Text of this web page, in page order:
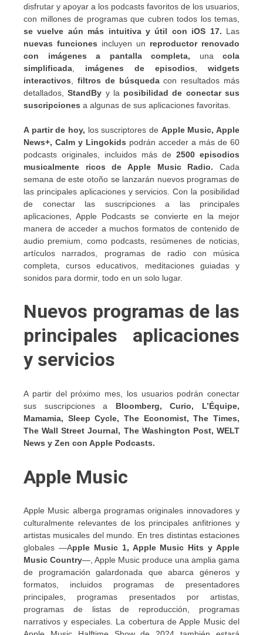
disfrutar y apoyar a los podcasts favoritos de los usuarios,
con millones de programas que cubren todos los temas,
se vuelve aún más intuitiva y útil con iOS 17. Las
nuevas funciones incluyen un reproductor renovado
con imágenes a pantalla completa, una cola
simplificada
imágenes de episodios
widgets
interactivos
filtros de búsquedacon resultados más
detallados,StandBy y la posibilidad de conectar sus
suscripciones a algunas de sus aplicaciones favoritas.
A partir de hoy, los suscriptores de Apple Music, Apple
News+, Calm y Lingokids podrán acceder a más de 60
podcasts originales, incluidos más de 2500 episodios
musicalmente ricos de Apple Music Radio. Cada
semana de este otoño se lanzarán nuevos programas de
las principales aplicaciones y servicios. Con la posibilidad
de conectar las suscripciones a las principales
aplicaciones, Apple Podcasts se convierte en la mejor
manera de acceder a muchos formatos de contenido de
audio premium, como podcasts, resúmenes de noticias,
artículos narrados, programas de radio con música
completa, cursos educativos, meditaciones guiadas y
sonidos para dormir, todo en un solo lugar.
Nuevos programas de las
principales aplicaciones
y servicios
A partir del próximo mes, los usuarios podrán conectar
sus suscripciones a Bloomberg, Curio, L’Équipe,
Mamamia, Sleep Cycle, The Economist, The Times,
The Wall Street Journal, The Washington Post, WELT
News y Zen con Apple Podcasts.
Apple Music
Apple Music alberga programas originales innovadores y
culturalmente relevantes de los principales anfitriones y
artistas musicales del mundo. En tres distintas estaciones
globales —Apple Music 1, Apple Music Hits y Apple
Music Country—, Apple Music produce una amplia gama
de programación galardonada que abarca géneros y
formatos, incluidos programas de presentadores
principales, programas presentados por artistas,
programas de listas de reproducción, programas
narrativos y especiales. La cobertura de Apple Music del